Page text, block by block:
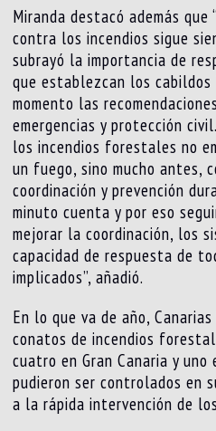
Miranda destacó además
contra los incendios sigue
subrayó la importancia de
que establezcan los
momento las
emergencias y protección
los incendios forestales no
un fuego, sino mucho antes,
coordinación y prevención
minuto cuenta y por eso
mejorar la coordinación, los
capacidad de respuesta de
implicados”, añadió.
En lo que va de año,
conatos de incendios
cuatro en Gran Canaria y
pudieron ser controlados en
a la rápida intervención de